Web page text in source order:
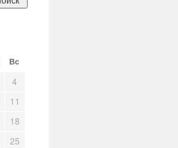
Вс
4
11
18
25